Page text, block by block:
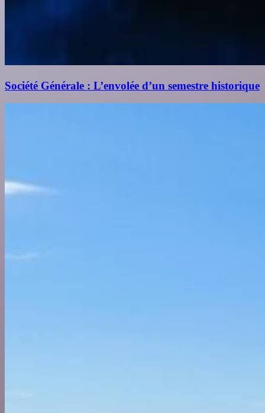
Société Générale : L’envolée d’un semestre historique